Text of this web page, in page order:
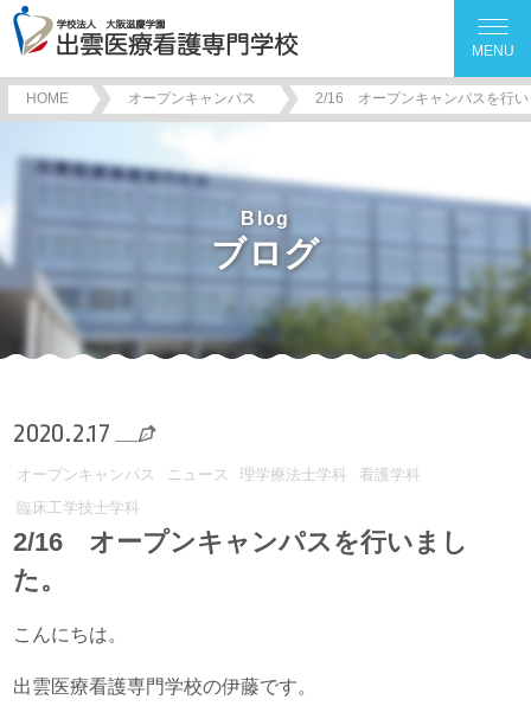
MENU
HOME オープンキャンパス 2/16 オープンキャンパスを行い
Blog
ブログ
2020.2.17
オープンキャンパス ニュース 理学療法士学科
看護学科
臨床工学技士学科
2/16 オープンキャンパスを行いまし
た。
こんにちは。
出雲医療看護専門学校の伊藤です。